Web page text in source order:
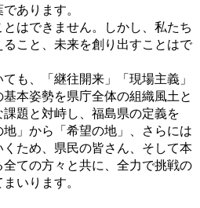
あります。
はできません。しかし、私たち
こと、未来を創り出すことはで
も、「継往開来」「現場主義」
基本姿勢を県庁全体の組織風土と
題と対峙し、福島県の定義を
地」から「希望の地」、さらには
くため、県民の皆さん、そして本
ての方々と共に、全力で挑戦の
いります。